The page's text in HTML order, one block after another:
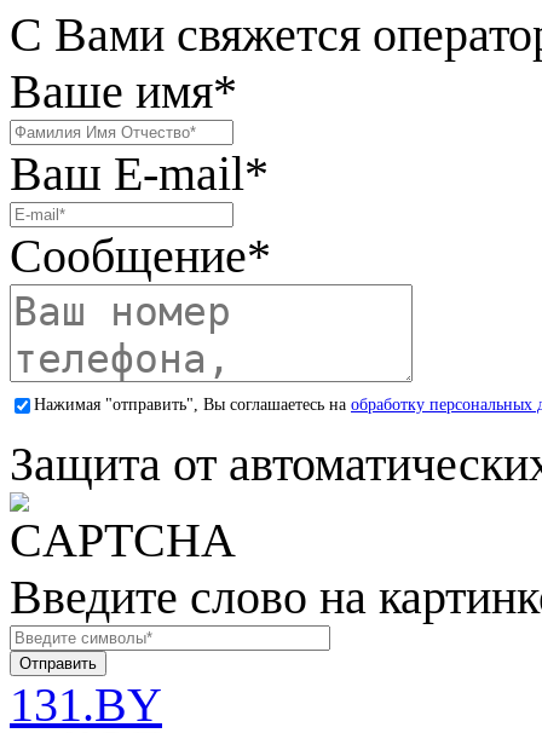
С Вами свяжется
Ваше имя*
Ваш E-mail*
Сообщение*
Нажимая "отправить", Вы соглашаетесь на обработку персональных
Защита от
Введите слово на
131.BY